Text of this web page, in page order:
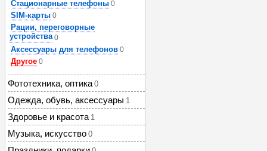
Стационарные телефоны 0
SIM-карты 0
Рации, переговорные
устройства 0
Аксессуары для телефонов 0
Другое 0
Фототехника, оптика 0
Одежда, обувь, аксессуары 1
Здоровье и красота 1
Музыка, искусство 0